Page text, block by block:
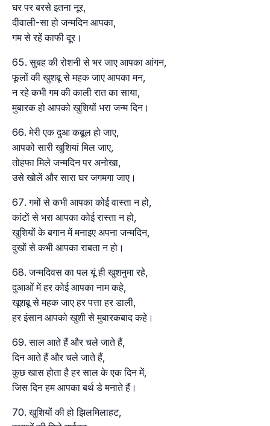
घर पर बरसे इतना नूर,
दीवाली-सा हो जन्मदिन आपका,
गम से रहें काफी दूर।
सुबह की रोशनी से भर जाए आपका आंगन,
फूलों की खुशबू से महक जाए आपका मन,
न रहे कभी गम की काली रात का साया,
मुबारक हो आपको खुशियों भरा जन्म दिन।
मेरी एक दुआ कबूल हो जाए,
आपको सारी खुशियां मिल जाए,
तोहफा मिले जन्मदिन पर अनोखा,
उसे खोलें और सारा घर जगमगा जाए।
गमों से कभी आपका कोई वास्ता न हो,
कांटाें से भरा आपका कोई रास्ता न हो,
खुशियोंं के बगान में मनाइए अपना जन्मदिन,
दुखों से कभी आपका राबता न हो।
जन्मदिवस का पल यूं ही खुशनुमा रहे,
दुआओं में हर कोई आपका नाम कहे,
खूशबू से महक जाए हर पत्ता हर डाली,
हर इंसान आपको खुशी से मुबारकबाद कहे।
साल आते हैं और चले जाते हैं,
दिन आते हैं और चले जाते हैं,
कुछ खास होता है हर साल के एक दिन में,
जिस दिन हम आपका बर्थ डे मनाते हैं।
खुशियोंं की हो झिलमिलाहट,